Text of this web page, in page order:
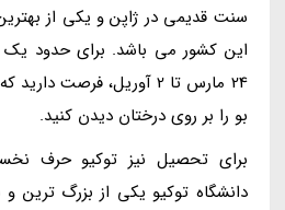
سنت قدیمی در ژاپن و یکی از
این کشور می باشد. برای حدود یک
24 مارس تا 2 آوریل، فرصت
بو را بر روی درختان دیدن کنید.
برای تحصیل نیز توکیو حرف
دانشگاه توکیو یکی از بزرگ ترین